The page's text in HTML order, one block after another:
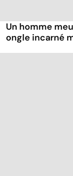
Un homme
ongle incarné